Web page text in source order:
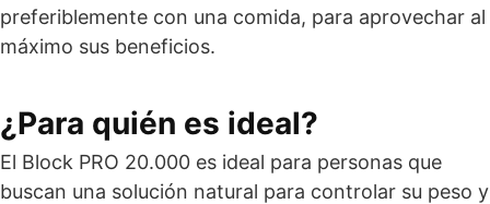
preferiblemente con una comida, para aprovechar al
máximo sus beneficios.
¿Para quién es ideal?
El Block PRO 20.000 es ideal para personas que
buscan una solución natural para controlar su peso y